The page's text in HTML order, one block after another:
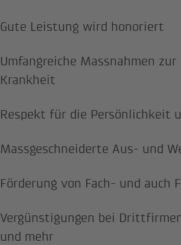
Gute Leistung wird honoriert
Umfangreiche Massnahmen
Krankheit
Respekt für die Persönlichkeit
Massgeschneiderte Aus- und
Förderung von Fach- und auch
Vergünstigungen bei
und mehr